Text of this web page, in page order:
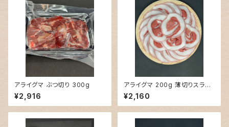
アライグマ ぶつ切り 300g
¥2,916
アライグマ 200g 薄切りスライ
ス
¥2,160